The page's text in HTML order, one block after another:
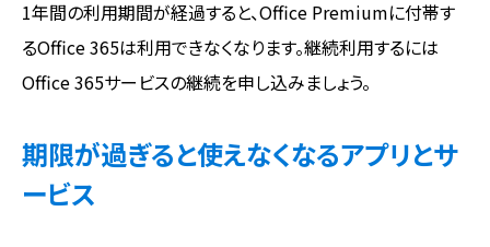
1年間の利用期間が経過すると、Office Premiumに付帯す
るOffice 365は利用できなくなります。継続利用するには
Office 365サービスの継続を申し込みましょう。
期限が過ぎると使えなくなるアプリとサ
ービス